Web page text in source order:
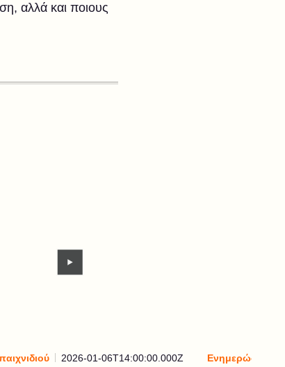
αλλά και ποιους
2026-01-06T14:00:00.000Z Ενημερώσεις